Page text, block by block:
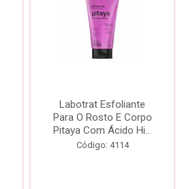
Labotrat Esfoliante
Para O Rosto E Corpo
Pitaya Com Ácido Hi...
Código: 4114